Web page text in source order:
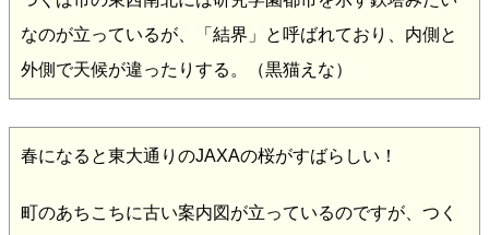
なのが立っているが、「結界」と呼ばれており、内側と
外側で天候が違ったりする。（黒猫えな）
春になると東大通りのJAXAの桜がすばらしい！
町のあちこちに古い案内図が立っているのですが、つく